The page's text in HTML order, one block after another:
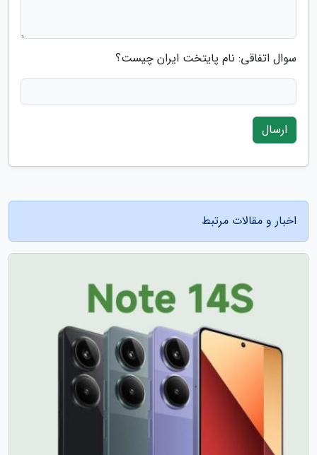
سوال اتفاقی: نام پایتخت ایران چیست؟
ارسال
اخبار و مقالات مرتبط